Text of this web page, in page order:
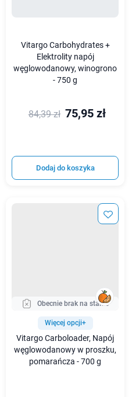
Vitargo Carbohydrates +
Elektrolity napój
węglowodanowy, winogrono
- 750 g
84,39 zł 75,95 zł
Dodaj do koszyka
Obecnie brak na stanie
Więcej opcji+
Vitargo Carboloader, Napój
węglowodanowy w proszku,
pomarańcza - 700 g